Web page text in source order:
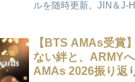
ルを随時更新。JIN＆J-
特別な6月を、かのさぽ
しょう！
【BTS AMAs受賞
ない絆と、ARMYへ
AMAs 2026振り返